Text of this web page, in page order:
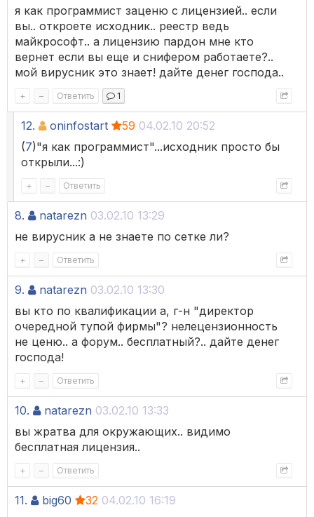
я как программист заценю с лицензией.. если
вы.. откроете исходник.. реестр ведь
майкрософт.. а лицензию пардон мне кто
вернет если вы еще и снифером работаете?..
мой вирусник это знает! дайте денег господа..
+ – Ответить 1
12. oninfostart 59 04.02.10 20:52
(7)"я как программист"...исходник просто бы
открыли...:)
+ – Ответить
8. natarezn 03.02.10 13:29
не вирусник а не знаете по сетке ли?
+ – Ответить
9. natarezn 03.02.10 13:30
вы кто по квалификации а, г-н "директор
очередной тупой фирмы"? нелецензионность
не ценю.. а форум.. бесплатный?.. дайте денег
господа!
+ – Ответить
10. natarezn 03.02.10 13:33
вы жратва для окружающих.. видимо
бесплатная лицензия..
+ – Ответить
11. big60 32 04.02.10 16:19